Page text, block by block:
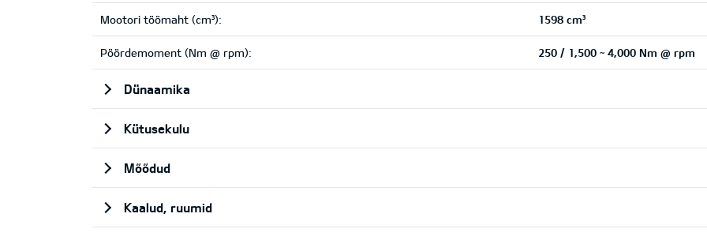
Mootori töömaht (cm³): 1598 cm³
Pöördemoment (Nm @ rpm): 250 / 1,500 ~ 4,000 Nm @ rpm
Dünaamika
Kütusekulu
Mõõdud
Kaalud, ruumid